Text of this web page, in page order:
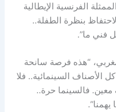
الفرنسية الإيطالية
بنظرة الطفلة..
فني ما”.
“هذه فرصة سانحة
الأصناف السينمائية.. فلا
فالسينما حرة..